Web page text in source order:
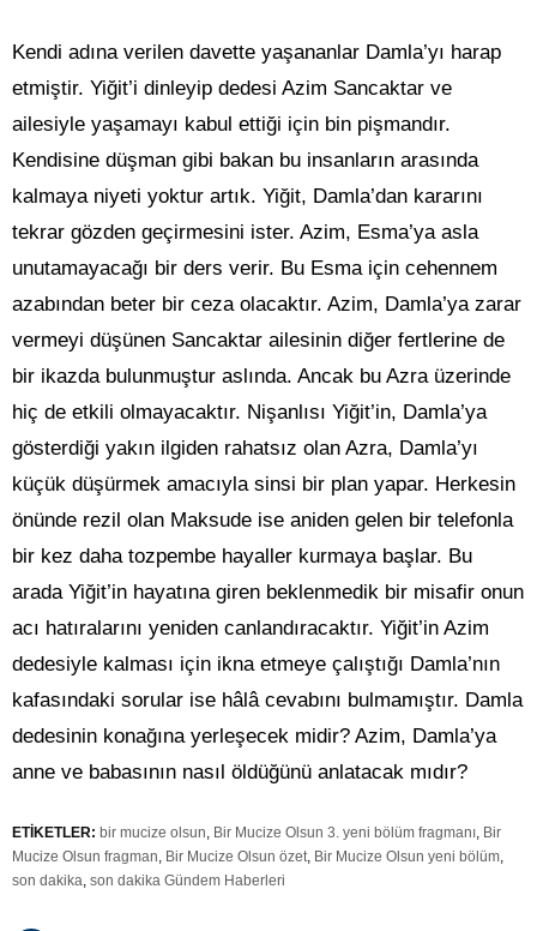
Kendi adına verilen davette yaşananlar Damla’yı harap
etmiştir. Yiğit’i dinleyip dedesi Azim Sancaktar ve
ailesiyle yaşamayı kabul ettiği için bin pişmandır.
Kendisine düşman gibi bakan bu insanların arasında
kalmaya niyeti yoktur artık. Yiğit, Damla’dan kararını
tekrar gözden geçirmesini ister. Azim, Esma’ya asla
unutamayacağı bir ders verir. Bu Esma için cehennem
azabından beter bir ceza olacaktır. Azim, Damla’ya zarar
vermeyi düşünen Sancaktar ailesinin diğer fertlerine de
bir ikazda bulunmuştur aslında. Ancak bu Azra üzerinde
hiç de etkili olmayacaktır. Nişanlısı Yiğit’in, Damla’ya
gösterdiği yakın ilgiden rahatsız olan Azra, Damla’yı
küçük düşürmek amacıyla sinsi bir plan yapar. Herkesin
önünde rezil olan Maksude ise aniden gelen bir telefonla
bir kez daha tozpembe hayaller kurmaya başlar. Bu
arada Yiğit’in hayatına giren beklenmedik bir misafir onun
acı hatıralarını yeniden canlandıracaktır. Yiğit’in Azim
dedesiyle kalması için ikna etmeye çalıştığı Damla’nın
kafasındaki sorular ise hâlâ cevabını bulmamıştır. Damla
dedesinin konağına yerleşecek midir? Azim, Damla’ya
anne ve babasının nasıl öldüğünü anlatacak mıdır?
ETİKETLER: bir mucize olsun, Bir Mucize Olsun 3. yeni bölüm fragmanı, Bir
Mucize Olsun fragman, Bir Mucize Olsun özet, Bir Mucize Olsun yeni bölüm,
son dakika, son dakika Gündem Haberleri